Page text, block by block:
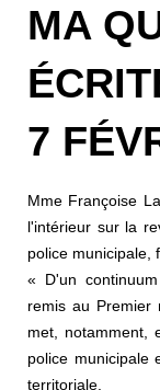
MA
7
Mme Françoise
l'intérieur sur la
police municipale,
« D'un
remis au Premier
met, notamment,
police municipale
territoriale.